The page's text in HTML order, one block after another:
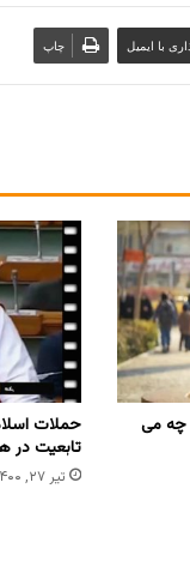
با ایمیل چاپ
چه می
حملات
تابعیت در
تیر ۲۷, ۱۴۰۰